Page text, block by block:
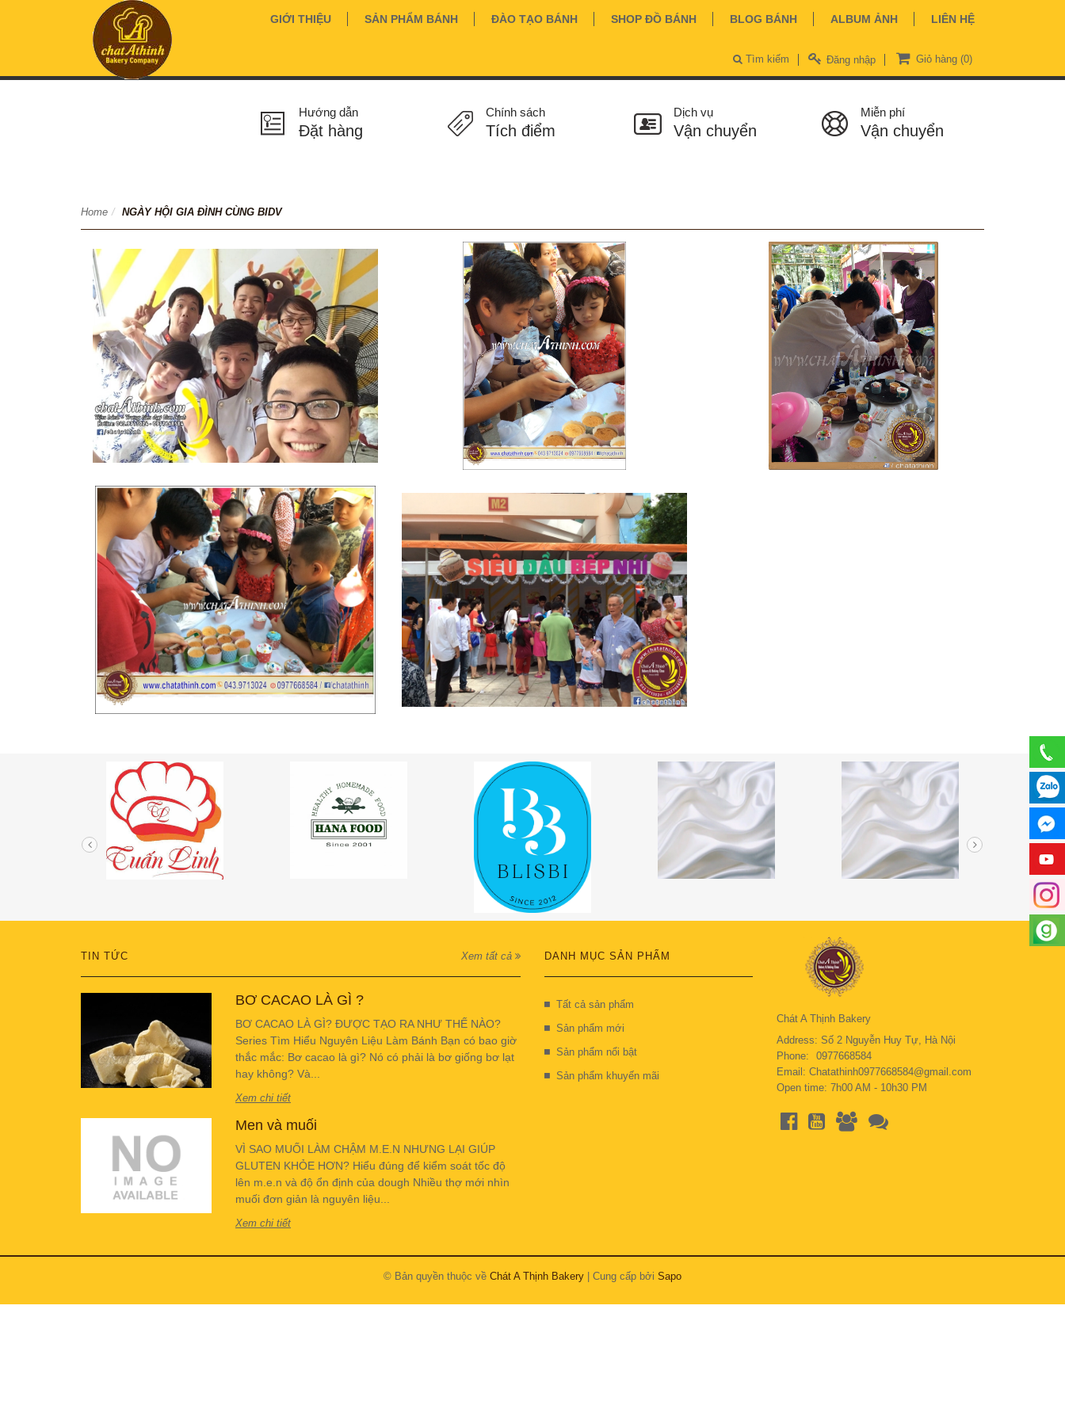
GIỚI THIỆU SẢN PHẨM BÁNH ĐÀO TẠO BÁNH SHOP ĐỒ BÁNH BLOG BÁNH ALBUM ẢNH LIÊN HỆ
Giỏ hàng (0)
Đăng nhập
Tìm kiếm
Hướng dẫn
Đặt hàng
Chính sách
Tích điểm
Dịch vụ
Vận chuyển
Miễn phí
Vận chuyển
Home / NGÀY HỘI GIA ĐÌNH CÙNG BIDV
TIN TỨC Xem tất cả
BƠ CACAO LÀ GÌ ?
BƠ CACAO LÀ GÌ? ĐƯỢC TẠO RA NHƯ THẾ NÀO?
Series Tìm Hiểu Nguyên Liệu Làm Bánh Bạn có bao giờ
thắc mắc: Bơ cacao là gì? Nó có phải là bơ giống bơ lạt
hay không? Và...
Xem chi tiết
Men và muối
VÌ SAO MUỐI LÀM CHẬM M.E.N NHƯNG LẠI GIÚP
GLUTEN KHỎE HƠN? Hiểu đúng để kiểm soát tốc độ
lên m.e.n và độ ổn định của dough Nhiều thợ mới nhìn
muối đơn giản là nguyên liệu...
Xem chi tiết
DANH MỤC SẢN PHẨM
Tất cả sản phẩm
Sản phẩm mới
Sản phẩm nổi bật
Sản phẩm khuyến mãi
Chát A Thịnh Bakery
Address: Số 2 Nguyễn Huy Tự, Hà Nội
Phone:
0977668584
Email: Chatathinh0977668584@gmail.com
Open time: 7h00 AM - 10h30 PM
© Bản quyền thuộc về Chát A Thịnh Bakery | Cung cấp bởi Sapo